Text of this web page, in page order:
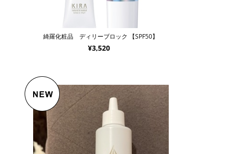
綺羅化粧品 ディリーブロック 【SPF50】
¥3,520